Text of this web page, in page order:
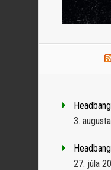
3.
27. júla